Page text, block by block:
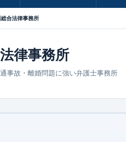
合法律事務所
律事務所
事故・離婚問題に強い弁護士事務所